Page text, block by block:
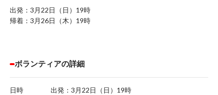
出発：3月22日（日）19時
帰着：3月26日（木）19時
ボランティアの詳細
日時
出発：3月22日（日）19時